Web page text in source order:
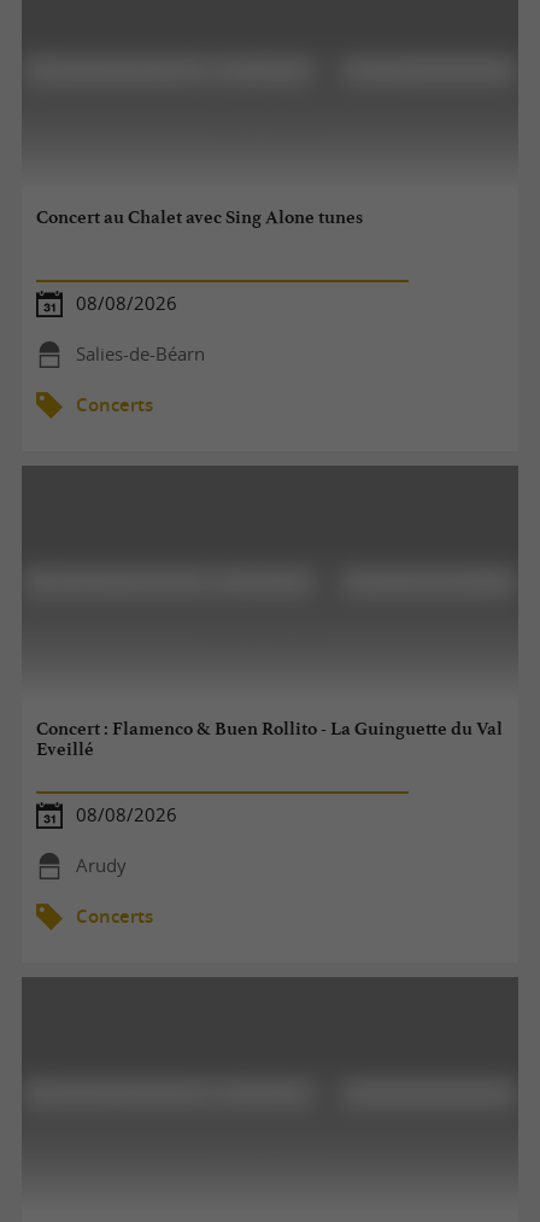
Concert au Chalet avec Sing Alone tunes
08/08/2026
Salies-de-Béarn
Concerts
Concert : Flamenco & Buen Rollito - La Guinguette du Val
Eveillé
08/08/2026
Arudy
Concerts